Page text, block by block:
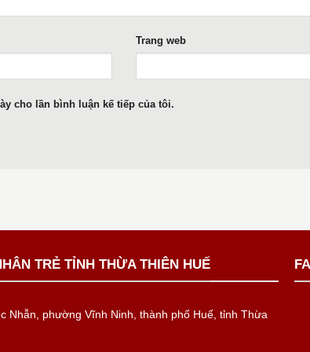
Trang web
cho lần bình luận kế tiếp của tôi.
TRẺ TỈNH THỪA THIÊN HUẾ
Nhẫn, phường Vĩnh Ninh, thành phố Huế, tỉnh Thừa